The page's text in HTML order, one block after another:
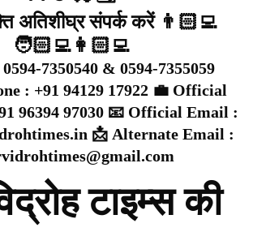
अतिशीघ्र संपर्क करें 👨🏻‍💻
🧑🏻‍💻👩🏻‍💻
7350540 & 0594-7355059
: +91 94129 17922 💼 Official
96394 97030 📧 Official Email :
📩 Alternate Email :
टाइम्स की